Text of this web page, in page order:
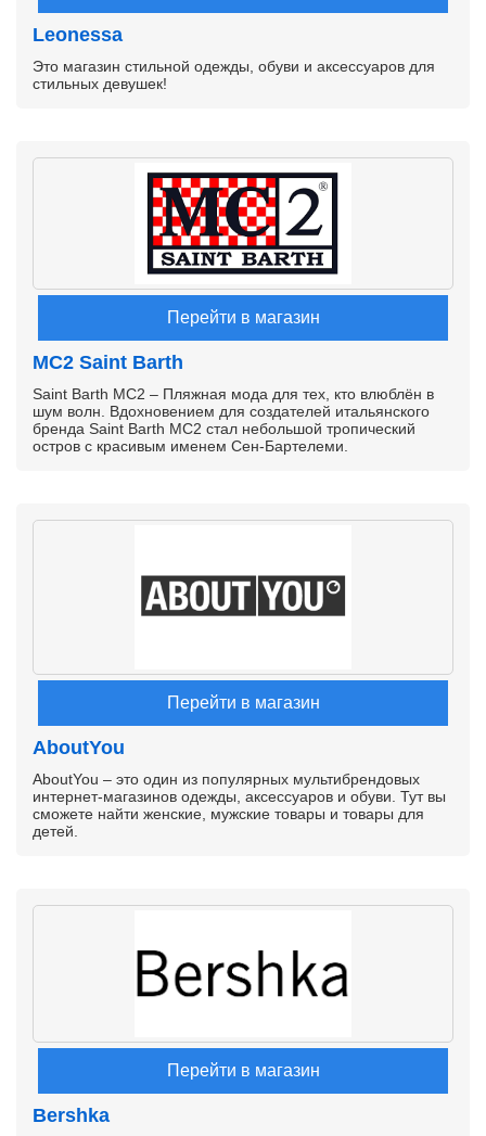
Leonessa
Это магазин стильной одежды, обуви и аксессуаров для
стильных девушек!
Перейти в магазин
MC2 Saint Barth
Saint Barth MC2 – Пляжная модa для тех, кто влюблён в
шум волн. Вдохновением для создателей итальянского
бренда Saint Barth MC2 стал небольшой тропический
остров с красивым именем Сен-Бартелеми.
Перейти в магазин
AboutYou
AboutYou – это один из популярных мультибрендовых
интернет-магазинов одежды, аксессуаров и обуви. Тут вы
сможете найти женские, мужские товары и товары для
детей.
Перейти в магазин
Bershka